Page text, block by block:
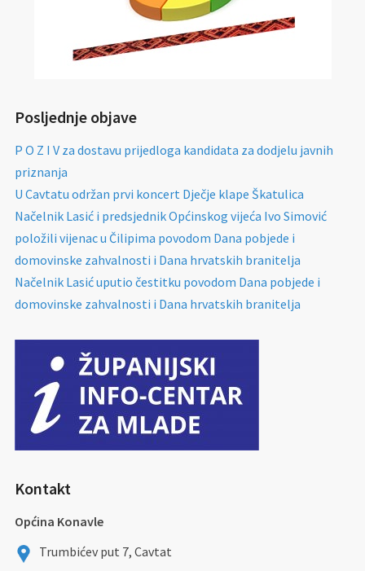
Posljednje objave
P O Z I V za dostavu prijedloga kandidata za dodjelu javnih
priznanja
U Cavtatu održan prvi koncert Dječje klape Škatulica
Načelnik Lasić i predsjednik Općinskog vijeća Ivo Simović
položili vijenac u Čilipima povodom Dana pobjede i
domovinske zahvalnosti i Dana hrvatskih branitelja
Načelnik Lasić uputio čestitku povodom Dana pobjede i
domovinske zahvalnosti i Dana hrvatskih branitelja
Kontakt
Općina Konavle
Trumbićev put 7, Cavtat